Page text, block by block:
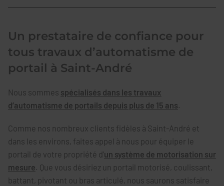
Un prestataire de confiance pour
tous travaux d’automatisme de
portail à Saint-André
Nous sommes spécialisés dans les travaux
d’automatisme de portails depuis plus de 15 ans.
Comme nos nombreux clients fidèles à Saint-André et
dans les environs, faites appel à nous pour équiper le
portail de votre propriété d’un système de motorisation sur
mesure. Que vous désiriez un portail motorisé, coulissant,
battant, pivotant ou bras articulé, nous saurons satisfaire